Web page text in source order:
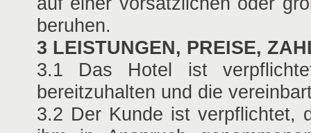
beruhen.
3 LEISTUNGEN, PREISE,
3.1 Das Hotel ist
bereitzuhalten und die
3.2 Der Kunde ist verpflichtet,